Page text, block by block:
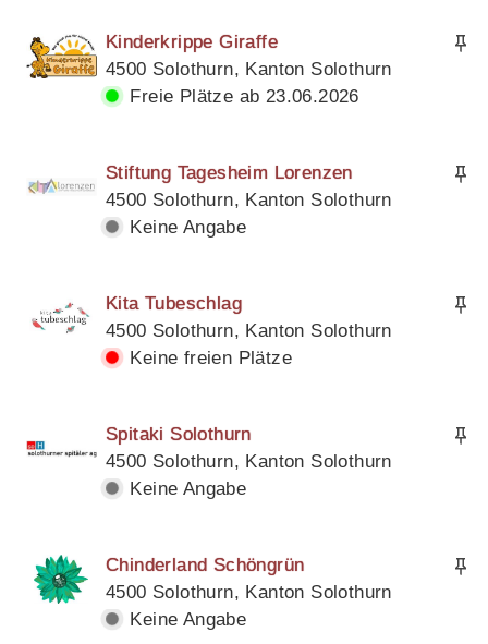
Kinderkrippe Giraffe
4500 Solothurn, Kanton Solothurn
Freie Plätze ab 23.06.2026
Stiftung Tagesheim Lorenzen
4500 Solothurn, Kanton Solothurn
Keine Angabe
Kita Tubeschlag
4500 Solothurn, Kanton Solothurn
Keine freien Plätze
Spitaki Solothurn
4500 Solothurn, Kanton Solothurn
Keine Angabe
Chinderland Schöngrün
4500 Solothurn, Kanton Solothurn
Keine Angabe